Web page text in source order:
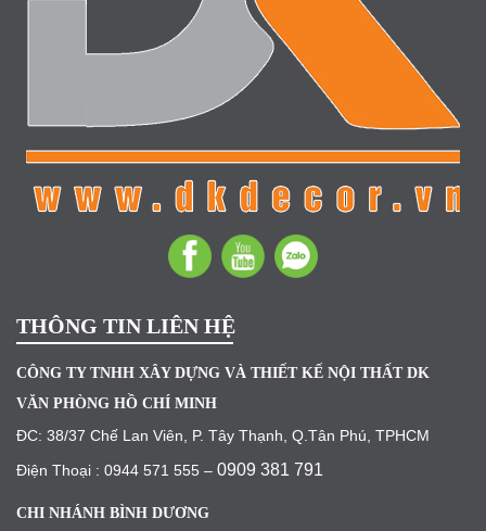
THÔNG TIN LIÊN HỆ
CÔNG TY TNHH XÂY DỰNG VÀ THIẾT KẾ NỘI THẤT DK
VĂN PHÒNG HỒ CHÍ MINH
ĐC: 38/37 Chế Lan Viên, P. Tây Thạnh, Q.Tân Phú, TPHCM
Điện Thoại : 0944 571 555 – 0909 381 791
CHI NHÁNH BÌNH DƯƠNG